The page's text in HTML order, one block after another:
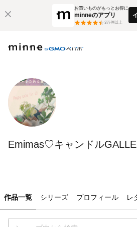
お買いものがもっとお得に
minneのアプリ
3万件以上
Emimas♡キャンドル
作品一覧 シリーズ プロフィール レ